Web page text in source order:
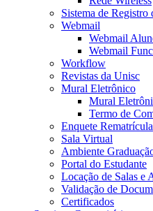
Sistema de Registro
Webmail
Webmail
Webmail
Workflow
Revistas da Unisc
Mural Eletrônico
Mural
Termo de
Enquete Rematrícula
Sala Virtual
Ambiente
Portal do Estudante
Locação de Salas e
Validação de
Certificados